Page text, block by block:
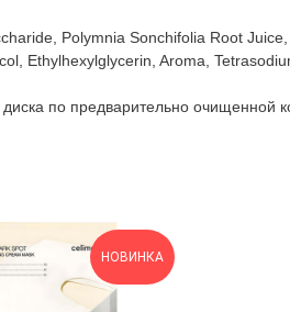
Polymnia Sonchifolia Root
Ethylhexylglycerin, Aroma,
по предварительно
НОВИНКА